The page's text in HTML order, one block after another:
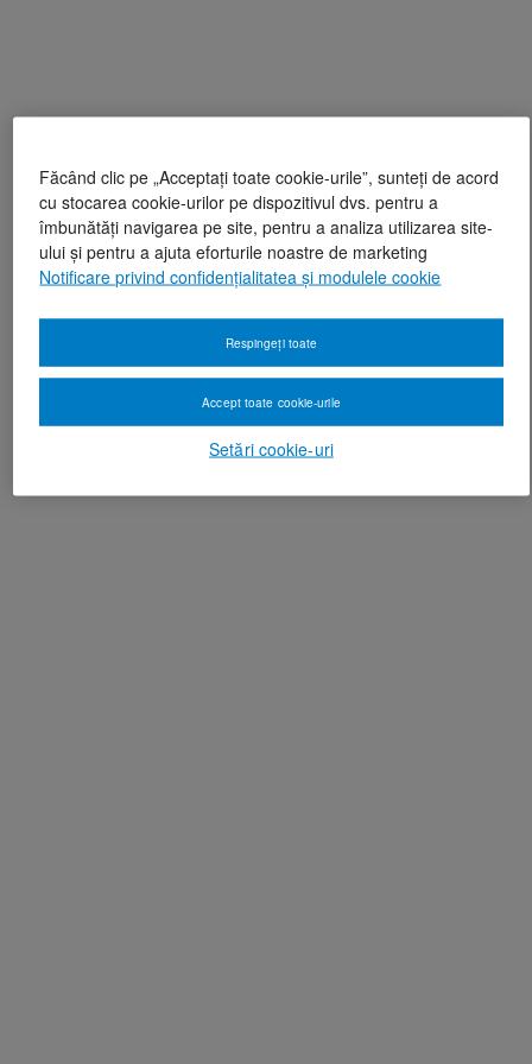
Făcând clic pe „Acceptați toate cookie-urile”, sunteți de acord
cu stocarea cookie-urilor pe dispozitivul dvs. pentru a
îmbunătăți navigarea pe site, pentru a analiza utilizarea site-
ului și pentru a ajuta eforturile noastre de marketing
Notificare privind confidențialitatea și modulele cookie
Setări cookie-uri
Respingeți toate
Accept toate cookie-urile